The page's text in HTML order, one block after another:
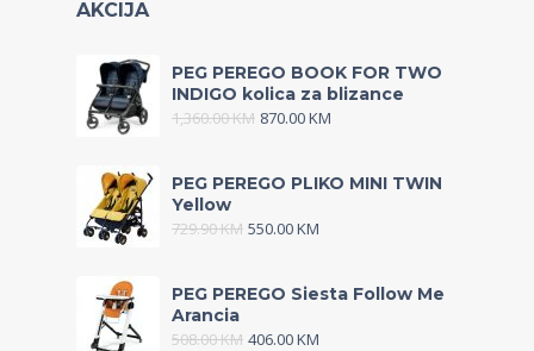
AKCIJA
PEG PEREGO BOOK FOR TWO
INDIGO kolica za blizance
1,360.00KM 870.00KM
PEG PEREGO PLIKO MINI TWIN
Yellow
729.90KM 550.00KM
PEG PEREGO Siesta Follow Me
Arancia
508.00KM 406.00KM